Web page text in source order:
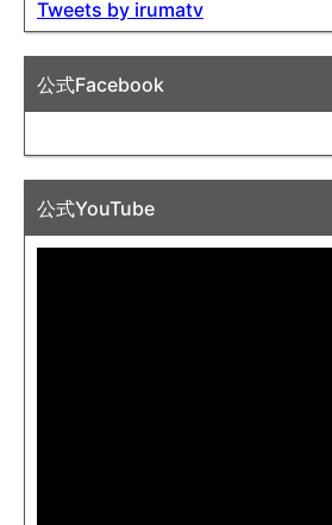
Tweets by irumatv
公式Facebook
公式YouTube